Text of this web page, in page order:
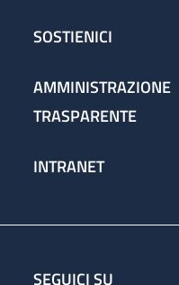
SOSTIENICI
AMMINISTRAZIONE
TRASPARENTE
INTRANET
SEGUICI SU